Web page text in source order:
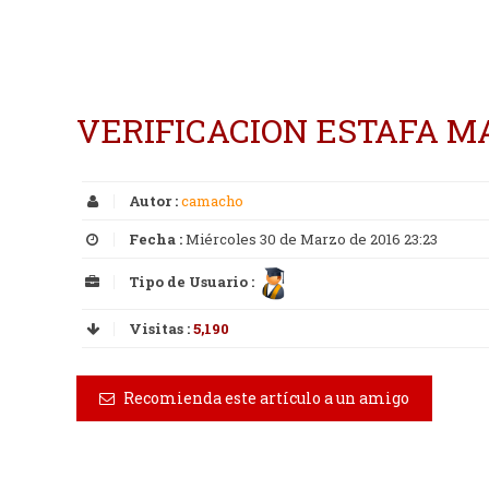
VERIFICACION ESTAFA
Autor :camacho
Fecha :Miércoles 30 de Marzo de 2016 23:23
Tipo de Usuario :
Visitas :5,190
Recomienda este artículo a un amigo